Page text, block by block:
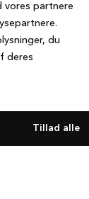
vores partnere
du
deres
Tillad alle
(see the